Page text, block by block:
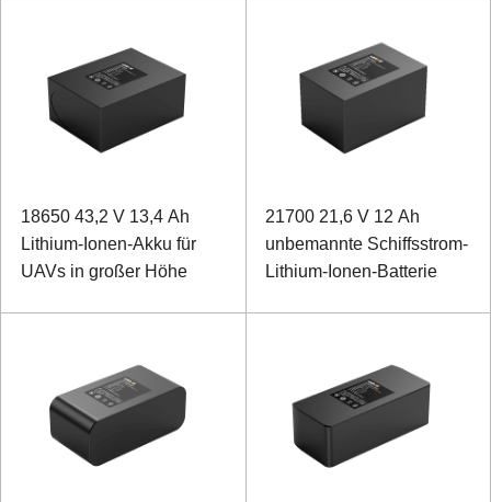
18650 43,2 V 13,4 Ah
Lithium-Ionen-Akku für
UAVs in großer Höhe
21700 21,6 V 12 Ah
unbemannte Schiffsstrom-
Lithium-Ionen-Batterie